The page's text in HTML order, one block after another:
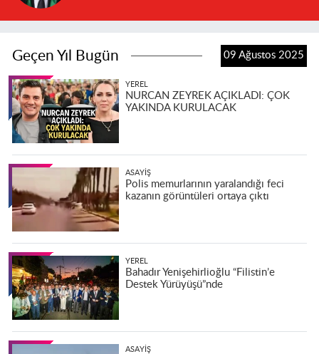
Geçen Yıl Bugün 09 Ağustos 2025
YEREL
NURCAN ZEYREK AÇIKLADI: ÇOK
YAKINDA KURULACAK
ASAYIŞ
Polis memurlarının yaralandığı feci
kazanın görüntüleri ortaya çıktı
YEREL
Bahadır Yenişehirlioğlu “Filistin’e
Destek Yürüyüşü”nde
ASAYIŞ